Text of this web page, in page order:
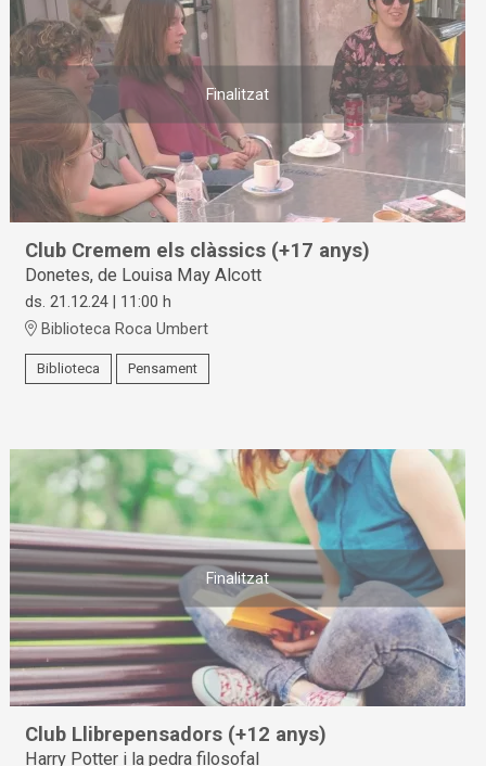
Finalitzat
Club Cremem els clàssics (+17 anys)
Donetes, de Louisa May Alcott
ds. 21.12.24 | 11:00 h
Biblioteca Roca Umbert
Biblioteca Pensament
Finalitzat
Club Llibrepensadors (+12 anys)
Harry Potter i la pedra filosofal